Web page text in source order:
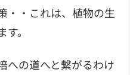
・・これは、植物の生
。
への道へと繋がるわけ